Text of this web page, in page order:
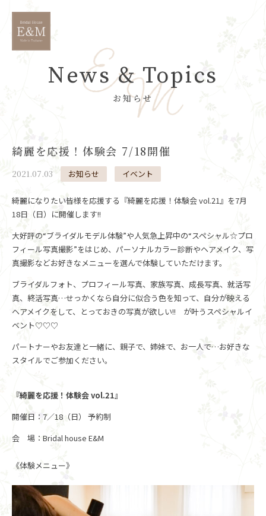
News & Topics
お知らせ
綺麗を応援！体験会 7/18開催
2021.07.03 お知らせ イベント
綺麗になりたい皆様を応援する『綺麗を応援！体験会 vol.21』を7月
18日（日）に開催します!!
大好評の“ブライダルモデル体験”や人気急上昇中の“スペシャル☆プロ
フィール写真撮影”をはじめ、パーソナルカラー診断やヘアメイク、写
真撮影などお好きなメニューを選んで体験していただけます。
ブライダルフォト、プロフィール写真、家族写真、成長写真、就活写
真、終活写真…せっかくなら自分に似合う色を知って、自分が映える
ヘアメイクをして、とっておきの写真が欲しい!! が叶うスペシャルイ
ベント♡♡♡
パートナーやお友達と一緒に、親子で、姉妹で、お一人で…お好きな
スタイルでご参加ください。
『綺麗を応援！体験会 vol.21』
開催日：7／18（日） 予約制
会 場：Bridal house E&M
《体験メニュー》